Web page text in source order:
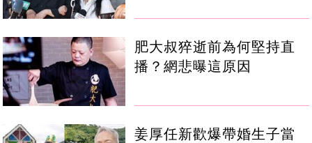
肥大叔猝逝前為何堅持直
播？網悲曝這原因
姜厚任新歡爆帶婚生子當